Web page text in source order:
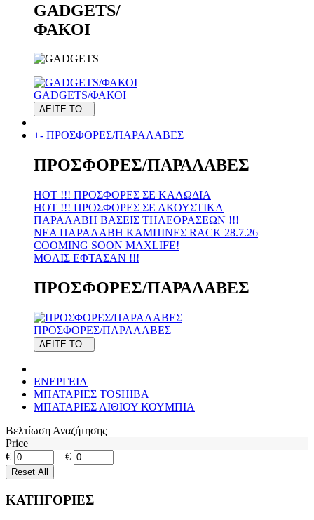
GADGETS/
ΦΑΚΟΙ
GADGETS/ΦΑΚΟΙ
ΔΕΙΤΕ ΤΟ
+- ΠΡΟΣΦΟΡΕΣ/ΠΑΡΑΛΑΒΕΣ
ΠΡΟΣΦΟΡΕΣ/ΠΑΡΑΛΑΒΕΣ
HOT !!! ΠΡΟΣΦΟΡΕΣ ΣΕ KAΛΩΔΙΑ
HOT !!! ΠΡΟΣΦΟΡΕΣ ΣΕ ΑΚΟΥΣΤΙΚΑ
ΠΑΡΑΛΑΒΗ ΒΑΣΕΙΣ ΤΗΛΕΟΡΑΣΕΩΝ !!!
ΝΕΑ ΠΑΡΑΛΑΒΗ KAMΠΙΝΕΣ RACK 28.7.26
COOMING SOON MAXLIFE!
MOΛΙΣ ΕΦΤΑΣΑΝ !!!
ΠΡΟΣΦΟΡΕΣ/ΠΑΡΑΛΑΒΕΣ
ΠΡΟΣΦΟΡΕΣ/ΠΑΡΑΛΑΒΕΣ
ΔΕΙΤΕ ΤΟ
ΕΝΕΡΓΕΙΑ
MΠΑΤΑΡΙΕΣ TOSHIBA
MΠΑΤΑΡΙΕΣ ΛΙΘΙΟΥ ΚΟΥΜΠΙΑ
Βελτίωση Αναζήτησης
Price
€
– €
ΚΑΤΗΓΟΡΙΕΣ